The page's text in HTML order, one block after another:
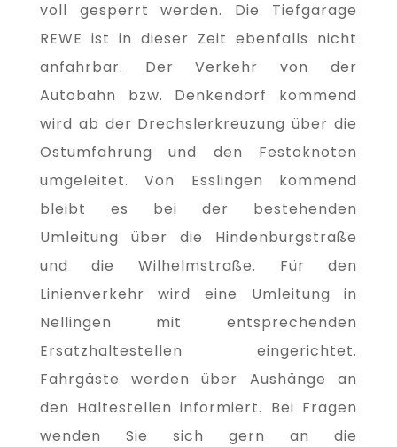
voll gesperrt werden. Die Tiefgarage
REWE ist in dieser Zeit ebenfalls nicht
anfahrbar. Der Verkehr von der
Autobahn bzw. Denkendorf kommend
wird ab der Drechslerkreuzung über die
Ostumfahrung und den Festoknoten
umgeleitet. Von Esslingen kommend
bleibt es bei der bestehenden
Umleitung über die Hindenburgstraße
und die Wilhelmstraße. Für den
Linienverkehr wird eine Umleitung in
Nellingen mit entsprechenden
Ersatzhaltestellen eingerichtet.
Fahrgäste werden über Aushänge an
den Haltestellen informiert. Bei Fragen
wenden Sie sich gern an die